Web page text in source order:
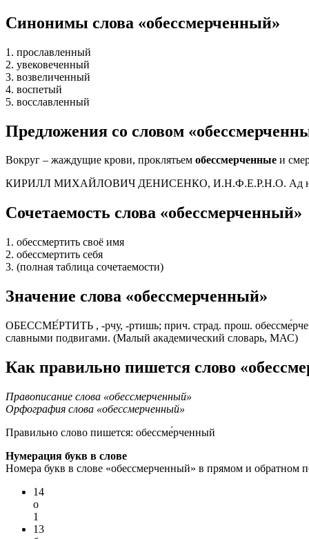
Синонимы слова «обессмерченный»
1. прославленный
2. увековеченный
3. возвеличенный
4. воспетый
5. восславленный
Предложения со словом
Вокруг – жаждущие крови, проклятьем обессмерченные и
КИРИЛЛ МИХАЙЛОВИЧ ДЕНИСЕНКО, И.Н.Ф.Е.Р.Н.О. Ад
Сочетаемость слова «обессмерченный»
1. обессмертить своё имя
2. обессмертить себя
3. (полная таблица сочетаемости)
Значение слова «обессмерченный»
ОБЕССМЕ́РТИТЬ , -рчу, -ртишь; прич. страд. прош.
славными подвигами. (Малый академический словарь, МАС)
Как правильно пишется слово
Правописание слова «обессмерченный»
Орфография слова «обессмерченный»
Правильно слово пишется: обессме́рченный
Нумерация букв в слове
Номера букв в слове «обессмерченный» в прямом и обратном
14
о
1
13